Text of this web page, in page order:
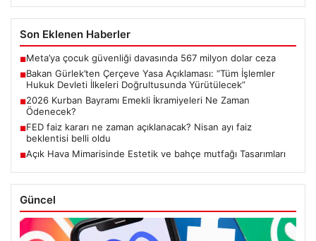
Son Eklenen Haberler
■Meta’ya çocuk güvenliği davasında 567 milyon dolar ceza
■Bakan Gürlek’ten Çerçeve Yasa Açıklaması: “Tüm İşlemler
Hukuk Devleti İlkeleri Doğrultusunda Yürütülecek”
■2026 Kurban Bayramı Emekli İkramiyeleri Ne Zaman
Ödenecek?
■FED faiz kararı ne zaman açıklanacak? Nisan ayı faiz
beklentisi belli oldu
■Açık Hava Mimarisinde Estetik ve bahçe mutfağı Tasarımları
Güncel